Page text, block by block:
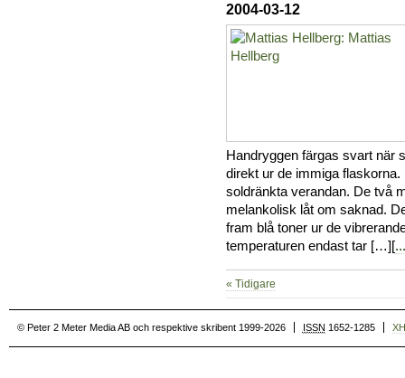
2004-03-12
Handryggen färgas svart när
direkt ur de immiga
soldränkta verandan. De två
melankolisk låt om saknad.
fram blå toner ur de
temperaturen endast tar […][...
« Tidigare
© Peter 2 Meter Media AB och respektive skribent 1999-2026 ISSN 1652-1285